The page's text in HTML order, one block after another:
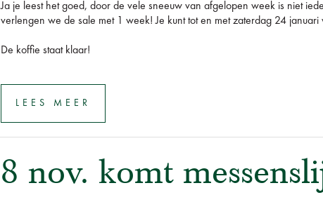
Ja je leest het goed, door de vele sneeuw van afgelopen week is niet
verlengen we de sale met 1 week! Je kunt tot en met zaterdag 24
De koffie staat klaar!
LEES MEER
8 nov. komt